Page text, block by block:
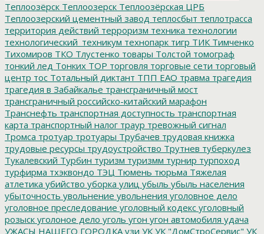
Теплоозёрск Теплоозерск Теплоозёрская ЦРБ
Теплоозерский цементный завод теплосбыт теплотрасса
территория действий терроризм техника технологии
технологический_техникум технопарк тигр ТИК Тимченко
Тихомиров ТКО Тлустенко товары Толстой томограф
тонкий лед Тонких ТОР торговля торговые сети торговый
центр тос Тотальный диктант ТПП ЕАО травма трагедия
трагедия в Забайкалье трансграничный мост
трансграничный российско-китайский марафон
Транснефть транспортная доступность транспортная
карта транспортный налог траур тревожный сигнал
Тромса тротуар тротуары Трубачев трудовая книжка
трудовые ресурсы трудоустройство Трутнев туберкулез
Тукалевский Турбин туризм туризмм турнир турпоход
турфирма тхэквондо ТЭЦ Тюмень тюрьма Тяжелая
атлетика убийство уборка улиц убыль убыль населения
убыточность увольнение увольнения уголовное дело
уголовное преследование уголовный кодекс уголовный
розыск уголоное дело уголь угон угон автомобиля удача
УЖАСЫ НАШЕГО ГОРОДКА узи УК УК "ДомСтроСервис" УК